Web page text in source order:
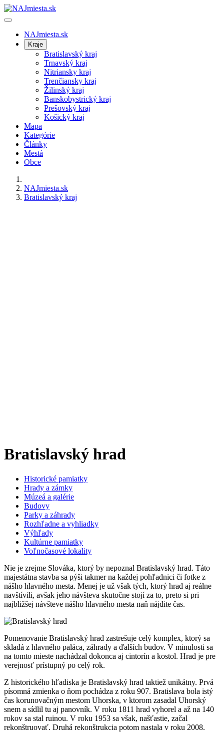
NAJmiesta.sk
Kraje
Bratislavský kraj
Trnavský kraj
Nitriansky kraj
Trenčiansky kraj
Žilinský kraj
Banskobystrický kraj
Prešovský kraj
Košický kraj
Mapa
Kategórie
Články
Mestá
Obce
NAJmiesta.sk
Bratislavský kraj
Bratislavský hrad
Historické pamiatky
Hrady a zámky
Múzeá a galérie
Budovy
Parky a záhrady
Rozhľadne a vyhliadky
Výhľady
Kultúrne pamiatky
Voľnočasové lokality
Nie je zrejme Slováka, ktorý by nepoznal Bratislavský hrad. Táto
majestátna stavba sa pýši takmer na každej pohľadnici či fotke z
nášho hlavného mesta. Menej je už však tých, ktorý hrad aj reálne
navštívili, avšak jeho návšteva skutočne stojí za to, preto si pri
najbližšej návšteve nášho hlavného mesta naň nájdite čas.
Pomenovanie Bratislavský hrad zastrešuje celý komplex, ktorý sa
skladá z hlavného paláca, záhrady a ďalších budov. V minulosti sa
na tomto mieste nachádzal dokonca aj cintorín a kostol. Hrad je pre
verejnosť prístupný po celý rok.
Z historického hľadiska je Bratislavský hrad taktiež unikátny. Prvá
písomná zmienka o ňom pochádza z roku 907. Bratislava bola istý
čas korunovačným mestom Uhorska, v ktorom zasadal Uhorský
snem a sídlil tu aj panovník. V roku 1811 hrad vyhorel a až na 140
rokov sa stal ruinou. V roku 1953 sa však, našťastie, začal
rekonštruovať. Druhá rekonštrukcia potom nastala v roku 2008.